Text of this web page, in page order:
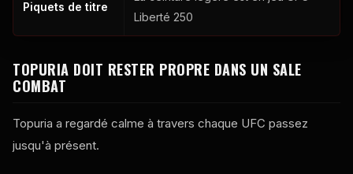
Piquets de titre
Liberté 250
TOPURIA DOIT RESTER PROPRE DANS UN SALE
COMBAT
Topuria a regardé calme à travers chaque UFC passez
jusqu'à présent.